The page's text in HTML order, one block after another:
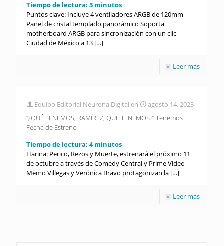
Tiempo de lectura: 3 minutos
Puntos clave: Incluye 4 ventiladores ARGB de 120mm
Panel de cristal templado panorámico Soporta
motherboard ARGB para sincronización con un clic
Ciudad de México a 13 […]
Leer más
Equipo Editorial Neurona Digital en
agosto 14, 2023
“¿QUÉ TENEMOS, RAMÍREZ, QUÉ TENEMOS?” Tenemos
Fecha de Estreno
Tiempo de lectura: 4 minutos
Harina: Perico, Rezos y Muerte, estrenará el próximo 11
de octubre a través de Comedy Central y Prime Video
Memo Villegas y Verónica Bravo protagonizan la […]
Leer más